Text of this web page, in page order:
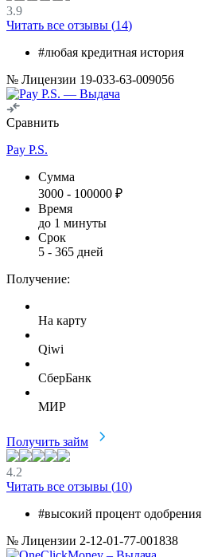
3.9
Читать все отзывы (14)
#любая кредитная история
№ Лицензии 19-033-63-009056
Сравнить
Pay P.S.
Сумма
3000 - 100000 ₽
Время
до 1 минуты
Срок
5 - 365 дней
Получение:
На карту
Qiwi
СберБанк
МИР
Получить займ
4.2
Читать все отзывы (10)
#высокий процент одобрения
№ Лицензии 2-12-01-77-001838